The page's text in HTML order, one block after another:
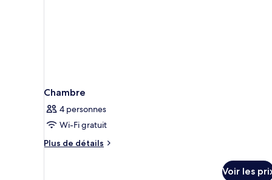
Chambre
4 personnes
Wi-Fi gratuit
Plus de détails
Plus
Voir les